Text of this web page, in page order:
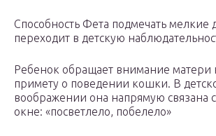
Способность Фета подмечать мелкие
переходит в детскую
Ребенок обращает внимание матери
примету о поведении кошки. В
воображении она напрямую связана
окне: «посветлело, побелело»